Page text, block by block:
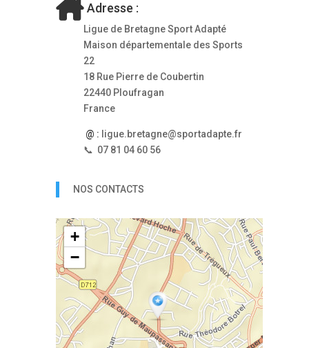
Adresse :
Ligue de Bretagne Sport Adapté
Maison départementale des Sports
22
18 Rue Pierre de Coubertin
22440 Ploufragan
France
@ : ligue.bretagne@sportadapte.fr
📞 07 81 04 60 56
NOS CONTACTS
+
−